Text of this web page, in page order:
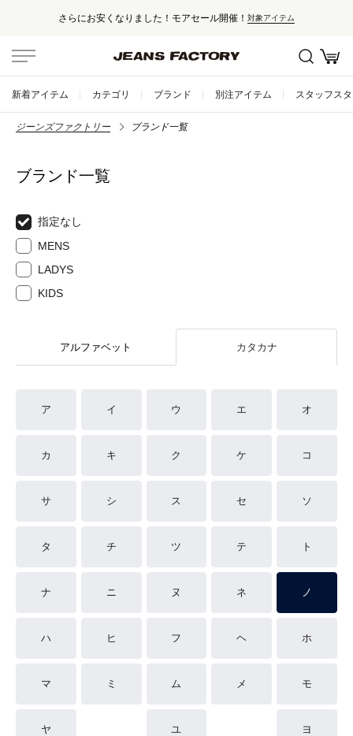
さらにお安くなりました！モアセール開催！ 対象アイテム
新着アイテム カテゴリ ブランド 別注アイテム スタッフス
ジーンズファクトリー ブランド一覧
ブランド一覧
指定なし
MENS
LADYS
KIDS
アルファベット カタカナ
ア イ ウ エ オ
カ キ ク ケ コ
サ シ ス セ ソ
タ チ ツ テ ト
ナ ニ ヌ ネ ノ
ハ ヒ フ ヘ ホ
マ ミ ム メ モ
ヤ ユ ヨ